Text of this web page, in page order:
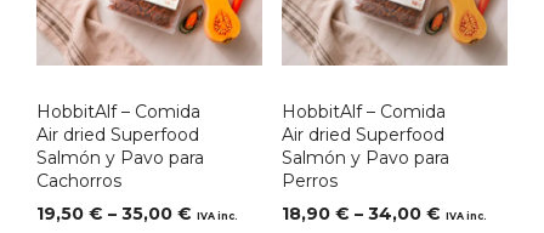
HobbitAlf – Comida
Air dried Superfood
Salmón y Pavo para
Cachorros
19,50 € – 35,00 € IVA inc.
HobbitAlf – Comida
Air dried Superfood
Salmón y Pavo para
Perros
18,90 € – 34,00 € IVA inc.